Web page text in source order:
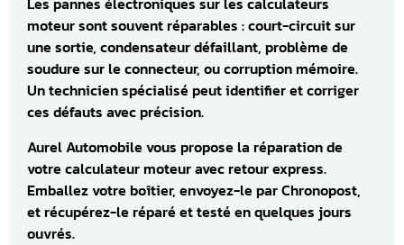
moteur sont souvent réparables : court-circuit sur
une sortie, condensateur défaillant, problème de
soudure sur le connecteur, ou corruption mémoire.
Un technicien spécialisé peut identifier et corriger
ces défauts avec précision.
Aurel Automobile vous propose la réparation de
votre calculateur moteur avec retour express.
Emballez votre boîtier, envoyez-le par Chronopost,
et récupérez-le réparé et testé en quelques jours
ouvrés.